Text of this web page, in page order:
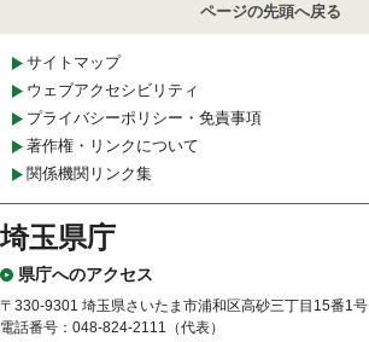
ページの先頭へ戻る
サイトマップ
ウェブアクセシビリティ
プライバシーポリシー・免責事項
著作権・リンクについて
関係機関リンク集
埼玉県庁
県庁へのアクセス
〒330-9301 埼玉県さいたま市浦和区高砂三丁目15番1号
電話番号：048-824-2111（代表）